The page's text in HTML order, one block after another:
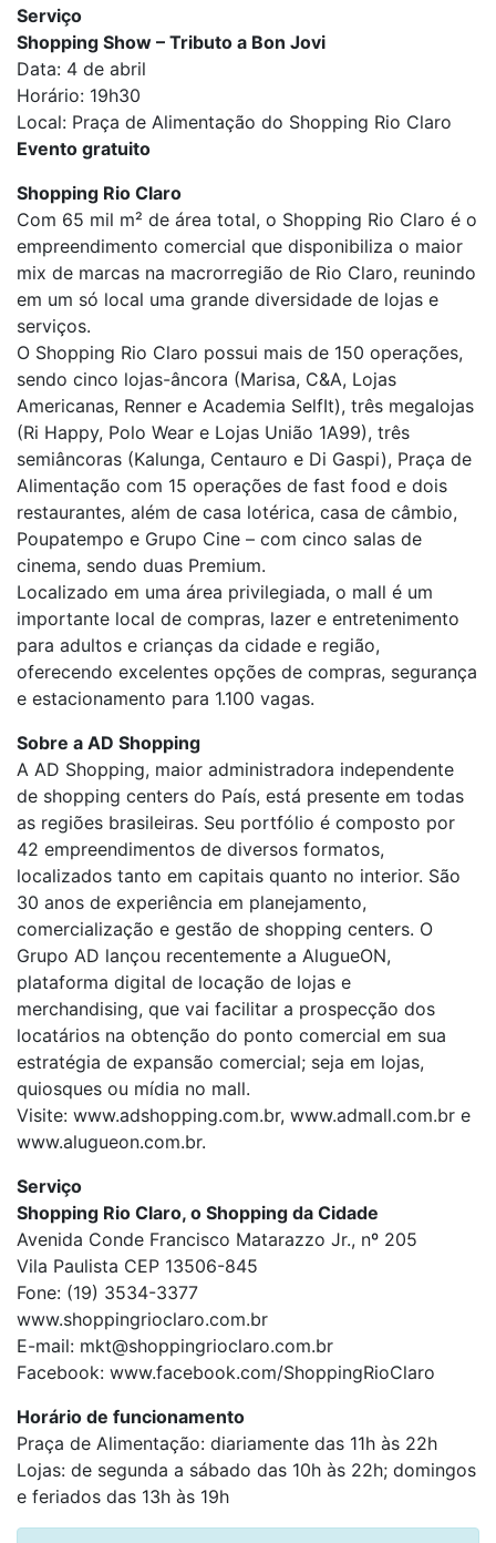
Serviço
Shopping Show – Tributo a Bon Jovi
Data: 4 de abril
Horário: 19h30
Local: Praça de Alimentação do Shopping Rio Claro
Evento gratuito
Shopping Rio Claro
Com 65 mil m² de área total, o Shopping Rio Claro é o
empreendimento comercial que disponibiliza o maior
mix de marcas na macrorregião de Rio Claro, reunindo
em um só local uma grande diversidade de lojas e
serviços.
O Shopping Rio Claro possui mais de 150 operações,
sendo cinco lojas-âncora (Marisa, C&A, Lojas
Americanas, Renner e Academia SelfIt), três megalojas
(Ri Happy, Polo Wear e Lojas União 1A99), três
semiâncoras (Kalunga, Centauro e Di Gaspi), Praça de
Alimentação com 15 operações de fast food e dois
restaurantes, além de casa lotérica, casa de câmbio,
Poupatempo e Grupo Cine – com cinco salas de
cinema, sendo duas Premium.
Localizado em uma área privilegiada, o mall é um
importante local de compras, lazer e entretenimento
para adultos e crianças da cidade e região,
oferecendo excelentes opções de compras, segurança
e estacionamento para 1.100 vagas.
Sobre a AD Shopping
A AD Shopping, maior administradora independente
de shopping centers do País, está presente em todas
as regiões brasileiras. Seu portfólio é composto por
42 empreendimentos de diversos formatos,
localizados tanto em capitais quanto no interior. São
30 anos de experiência em planejamento,
comercialização e gestão de shopping centers. O
Grupo AD lançou recentemente a AlugueON,
plataforma digital de locação de lojas e
merchandising, que vai facilitar a prospecção dos
locatários na obtenção do ponto comercial em sua
estratégia de expansão comercial; seja em lojas,
quiosques ou mídia no mall.
Visite: www.adshopping.com.br, www.admall.com.br e
www.alugueon.com.br.
Serviço
Shopping Rio Claro, o Shopping da Cidade
Avenida Conde Francisco Matarazzo Jr., nº 205
Vila Paulista CEP 13506-845
Fone: (19) 3534-3377
www.shoppingrioclaro.com.br
E-mail: mkt@shoppingrioclaro.com.br
Facebook: www.facebook.com/ShoppingRioClaro
Horário de funcionamento
Praça de Alimentação: diariamente das 11h às 22h
Lojas: de segunda a sábado das 10h às 22h; domingos
e feriados das 13h às 19h